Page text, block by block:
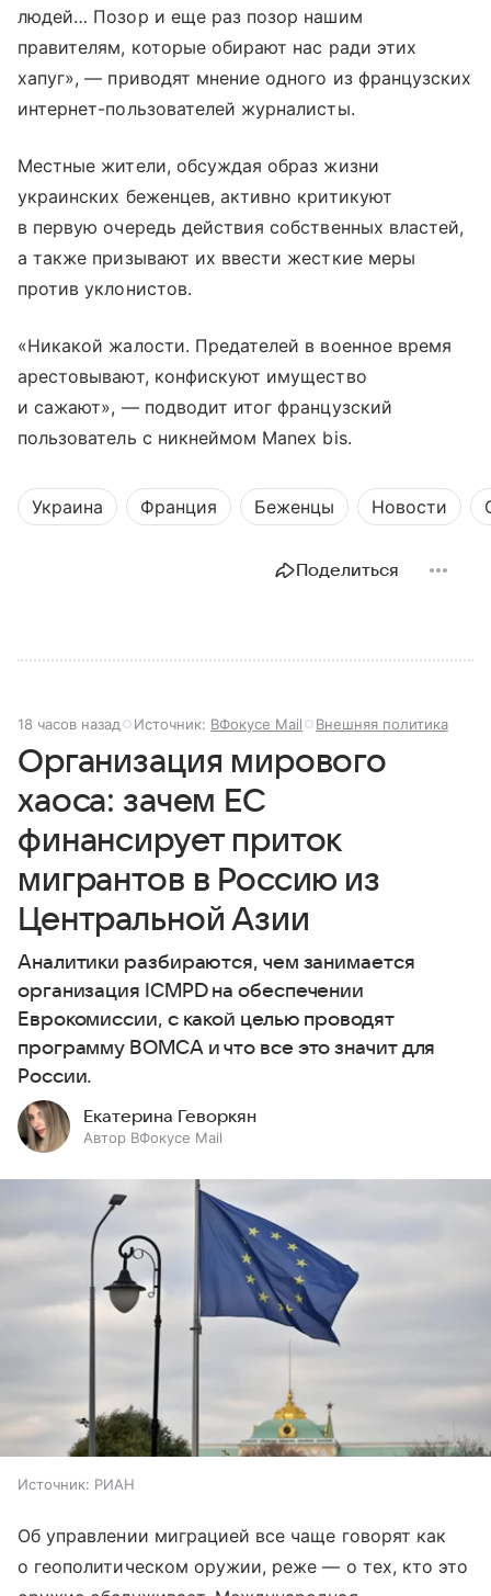
людей… Позор и еще раз позор нашим
правителям, которые обирают нас ради этих
хапуг», — приводят мнение одного из французских
интернет-пользователей журналисты.
Местные жители, обсуждая образ жизни
украинских беженцев, активно критикуют
в первую очередь действия собственных властей,
а также призывают их ввести жесткие меры
против уклонистов.
«Никакой жалости. Предателей в военное время
арестовывают, конфискуют имущество
и сажают», — подводит итог французский
пользователь с никнеймом Manex bis.
Украина Франция Беженцы Новости
Поделиться
18 часов назад Источник: ВФокусе Mail Внешняя политика
Организация мирового
хаоса: зачем ЕС
финансирует приток
мигрантов в Россию из
Центральной Азии
Аналитики разбираются, чем занимается
организация ICMPD на обеспечении
Еврокомиссии, с какой целью проводят
программу BOMCA и что все это значит для
России.
Екатерина Геворкян
Автор ВФокусе Mail
Источник: РИАН
Об управлении миграцией все чаще говорят как
о геополитическом оружии, реже — о тех, кто это